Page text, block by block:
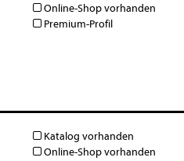
Online-Shop vorhanden
Premium-Profil
Katalog vorhanden
Online-Shop vorhanden